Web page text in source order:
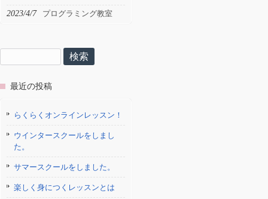
2023/4/7 プログラミング教室
索:
最近の投稿
らくらくオンラインレッスン！
ウインタースクールをしまし
た。
サマースクールをしました。
楽しく身につくレッスンとは